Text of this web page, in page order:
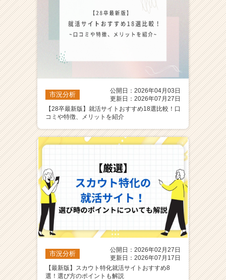
就
活
チ
ャ
リ
ア
（C
r
C
a
r
市況分析
公開日：2026年04月03日
更新日：2026年07月27日
【28卒最新版】就活サイトおすすめ18選比較！口
コミや特徴、メリットを紹介
市況分析
公開日：2026年02月27日
更新日：2026年07月17日
【最新版】スカウト特化就活サイトおすすめ8
選！選び方のポイントも解説